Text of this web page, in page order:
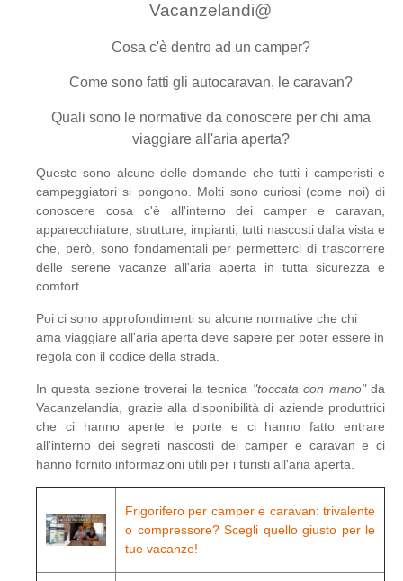
Vacanzelandi@
Cosa c'è dentro ad un camper?
Come sono fatti gli autocaravan, le caravan?
Quali sono le normative da conoscere per chi ama
viaggiare all'aria aperta?
Queste sono alcune delle domande che tutti i camperisti e
campeggiatori si pongono. Molti sono curiosi (come noi) di
conoscere cosa c'è all'interno dei camper e caravan,
apparecchiature, strutture, impianti, tutti nascosti dalla vista e
che, però, sono fondamentali per permetterci di trascorrere
delle serene vacanze all'aria aperta in tutta sicurezza e
comfort.
Poi ci sono approfondimenti su alcune normative che chi
ama viaggiare all'aria aperta deve sapere per poter essere in
regola con il codice della strada.
In questa sezione troverai la tecnica "toccata con mano"da
Vacanzelandia, grazie alla disponibilità di aziende produttrici
che ci hanno aperte le porte e ci hanno fatto entrare
all'interno dei segreti nascosti dei camper e caravan e ci
hanno fornito informazioni utili per i turisti all'aria aperta.
Frigorifero per camper e caravan: trivalente
o compressore? Scegli quello giusto per le
tue vacanze!